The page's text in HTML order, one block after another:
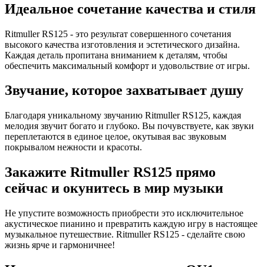
Идеальное сочетание качества и стиля
Ritmuller RS125 - это результат совершенного сочетания
высокого качества изготовления и эстетического дизайна.
Каждая деталь пропитана вниманием к деталям, чтобы
обеспечить максимальный комфорт и удовольствие от игры.
Звучание, которое захватывает душу
Благодаря уникальному звучанию Ritmuller RS125, каждая
мелодия звучит богато и глубоко. Вы почувствуете, как звуки
переплетаются в единое целое, окутывая вас звуковым
покрывалом нежности и красоты.
Закажите Ritmuller RS125 прямо
сейчас и окунитесь в мир музыки
Не упустите возможность приобрести это исключительное
акустическое пианино и превратить каждую игру в настоящее
музыкальное путешествие. Ritmuller RS125 - сделайте свою
жизнь ярче и гармоничнее!